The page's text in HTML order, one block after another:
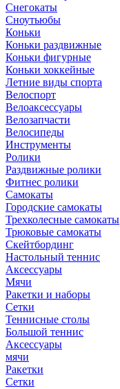
Снегокаты
Сноутьюбы
Коньки
Коньки раздвижные
Коньки фигурные
Коньки хоккейные
Летние виды спорта
Велоспорт
Велоаксессуары
Велозапчасти
Велосипеды
Инструменты
Ролики
Раздвижные ролики
Фитнес ролики
Самокаты
Городские самокаты
Трехколесные самокаты
Трюковые самокаты
Скейтбординг
Настольный теннис
Аксессуары
Мячи
Ракетки и наборы
Сетки
Теннисные столы
Большой теннис
Аксессуары
мячи
Ракетки
Сетки